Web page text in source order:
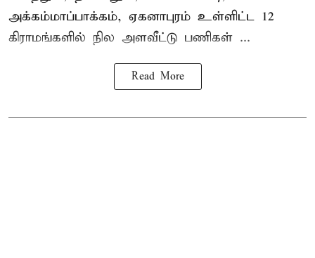
அக்கம்மாப்பாக்கம், ஏகனாபுரம் உள்ளிட்ட 12
கிராமங்களில் நில அளவீட்டு பணிகள் ...
Read More